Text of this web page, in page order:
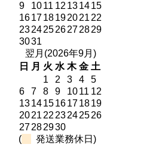
9
1011 12 131415
161718192021 22
23242526272829
3031
翌月(2026年9月)
日
月 火 水 木 金 土
1
2 3 4
5
6
7 8 9 1011 12
13141516171819
2021 22 23242526
27282930
(
発送業務休日)